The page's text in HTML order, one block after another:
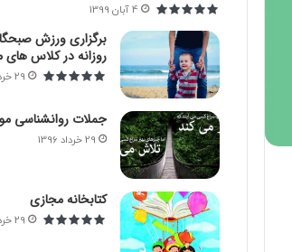
4 آبان 1399
برگزاری ورزش
روزانه در کلاس
29 خرداد 1396
جملات روانشناسی
29 خرداد 1396
کتابخانه مجازی
29 خرداد 1396